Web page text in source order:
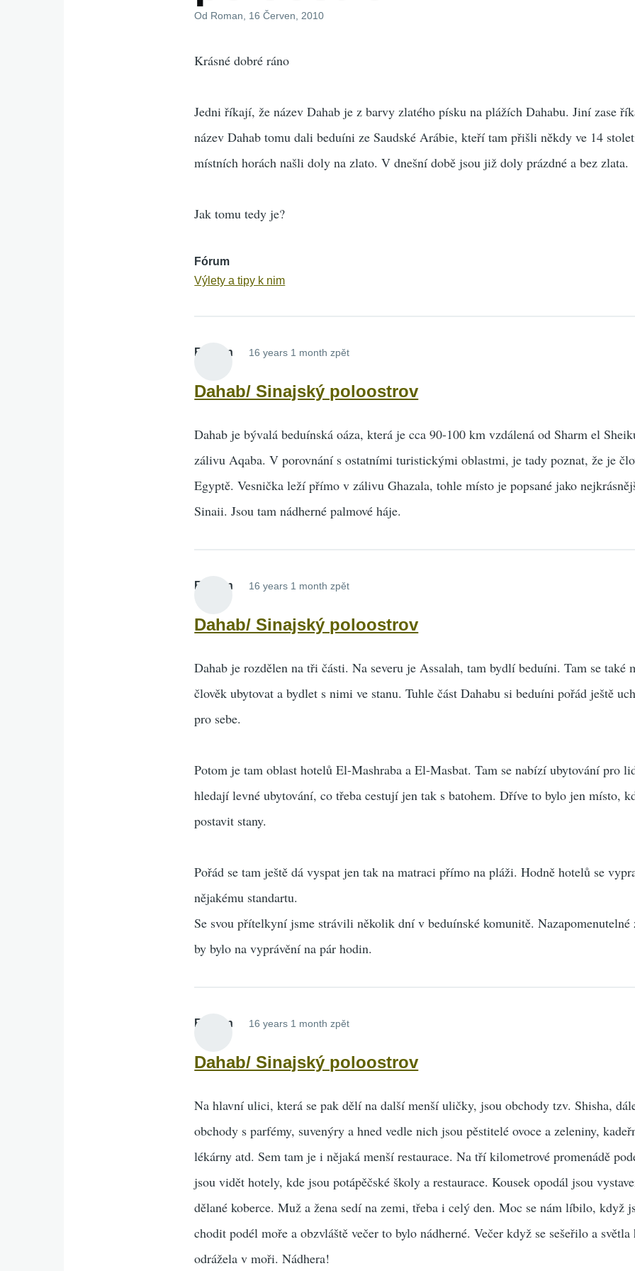
Od Roman , 16 Červen, 2010
Krásné dobré ráno
Jedni říkají, že název Dahab je z barvy zlatého písku na plážích Dahabu. Jiní zase
název Dahab tomu dali beduíni ze Saudské Arábie, kteří tam přišli někdy ve 14
místních horách našli doly na zlato. V dnešní době jsou již doly prázdné a bez zlata.
Jak tomu tedy je?
Fórum
Výlety a tipy k nim
Roman 16 years 1 month zpět
Dahab/ Sinajský poloostrov
Dahab je bývalá beduínská oáza, která je cca 90-100 km vzdálená od Sharm el
zálivu Aqaba. V porovnání s ostatními turistickými oblastmi, je tady poznat, že je
Egyptě. Vesnička leží přímo v zálivu Ghazala, tohle místo je popsané jako
Sinaii. Jsou tam nádherné palmové háje.
Roman 16 years 1 month zpět
Dahab/ Sinajský poloostrov
Dahab je rozdělen na tři části. Na severu je Assalah, tam bydlí beduíni. Tam se také
člověk ubytovat a bydlet s nimi ve stanu. Tuhle část Dahabu si beduíni pořád ještě
pro sebe.
Potom je tam oblast hotelů El-Mashraba a El-Masbat. Tam se nabízí ubytování pro
hledají levné ubytování, co třeba cestují jen tak s batohem. Dříve to bylo jen místo,
postavit stany.
Pořád se tam ještě dá vyspat jen tak na matraci přímo na pláži. Hodně hotelů se
nějakému standartu.
Se svou přítelkyní jsme strávili několik dní v beduínské komunitě.
by bylo na vyprávění na pár hodin.
Roman 16 years 1 month zpět
Dahab/ Sinajský poloostrov
Na hlavní ulici, která se pak dělí na další menší uličky, jsou obchody tzv. Shisha,
obchody s parfémy, suvenýry a hned vedle nich jsou pěstitelé ovoce a zeleniny,
lékárny atd. Sem tam je i nějaká menší restaurace. Na tří kilometrové promenádě
jsou vidět hotely, kde jsou potápěčské školy a restaurace. Kousek opodál jsou
dělané koberce. Muž a žena sedí na zemi, třeba i celý den. Moc se nám líbilo, když
chodit podél moře a obzvláště večer to bylo nádherné. Večer když se sešeřilo a světla
odrážela v moři. Nádhera!